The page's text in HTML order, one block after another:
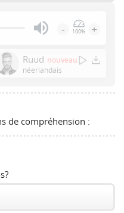
Enter
or
volume
- 100% +
Ruud nouveau
néerlandais
de compréhension :